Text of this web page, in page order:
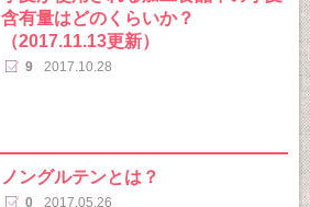
含有量はどのくらいか？
（2017.11.13更新）
9 2017.10.28
ノングルテンとは？
0 2017.05.26